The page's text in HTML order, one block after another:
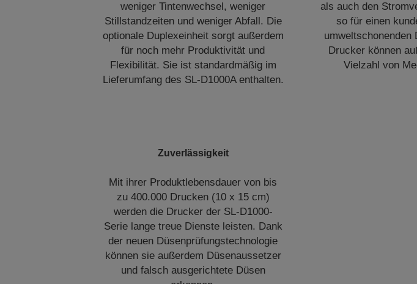
weniger Tintenwechsel, weniger
Stillstandzeiten und weniger Abfall. Die
optionale Duplexeinheit sorgt außerdem
für noch mehr Produktivität und
Flexibilität. Sie ist standardmäßig im
Lieferumfang des SL-D1000A enthalten.
als auch den
so für einen
umweltschonenden
Drucker können
Vielzahl von
Zuverlässigkeit
Mit ihrer Produktlebensdauer von bis
zu 400.000 Drucken (10 x 15 cm)
werden die Drucker der SL-D1000-
Serie lange treue Dienste leisten. Dank
der neuen Düsenprüfungstechnologie
können sie außerdem Düsenaussetzer
und falsch ausgerichtete Düsen